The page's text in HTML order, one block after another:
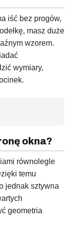
iść bez progów,
masz duże
wzorem.
wymiary,
okna?
równolegle
temu
jednak sztywna
geometria